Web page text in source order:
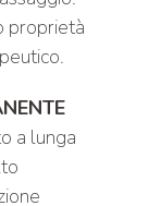
proprietà
a lunga